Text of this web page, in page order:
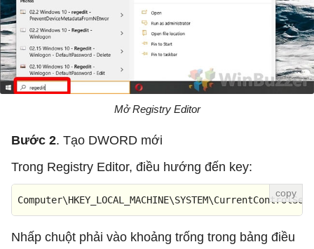
Mở Registry Editor
Bước 2. Tạo DWORD mới
Trong Registry Editor, điều hướng đến key:
Nhấp chuột phải vào khoảng trống trong bảng điều